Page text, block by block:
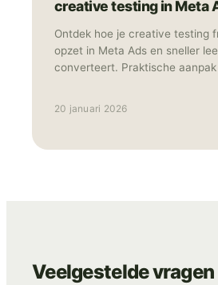
creative testing in Meta
Ontdek hoe je creative testing
opzet in Meta Ads en sneller
converteert. Praktische
20 januari 2026
Veelgestelde vragen